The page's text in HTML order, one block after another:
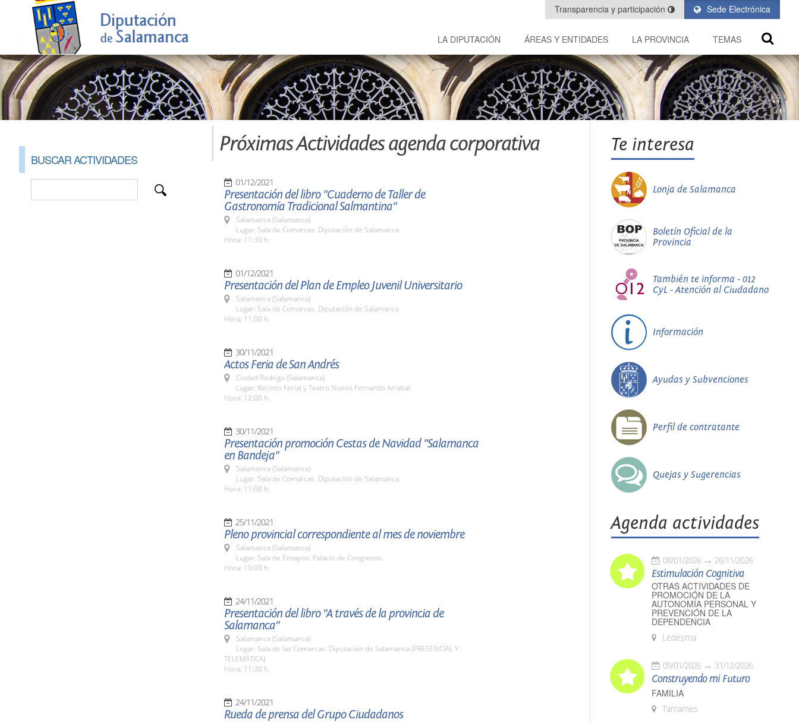
Sede Electrónica
Transparencia y participación
LA DIPUTACIÓN ÁREAS Y ENTIDADES LA PROVINCIA TEMAS
BUSCAR ACTIVIDADES
Próximas Actividades agenda corporativa
01/12/2021
Presentación del libro "Cuaderno de Taller de
Gastronomía Tradicional Salmantina"
Salamanca (Salamanca)
Lugar: Sala de Comarcas. Diputación de Salamanca
Hora: 11:30 h.
01/12/2021
Presentación del Plan de Empleo Juvenil Universitario
Salamanca (Salamanca)
Lugar: Sala de Comarcas. Diputación de Salamanca
Hora: 11:00 h.
30/11/2021
Actos Feria de San Andrés
Ciudad Rodrigo (Salamanca)
Lugar: Recinto Ferial y Teatro Nuevo Fernando Arrabal
Hora: 12:00 h.
30/11/2021
Presentación promoción Cestas de Navidad "Salamanca
en Bandeja"
Salamanca (Salamanca)
Lugar: Sala de Comarcas. Diputación de Salamanca
Hora: 11:00 h.
25/11/2021
Pleno provincial correspondiente al mes de noviembre
Salamanca (Salamanca)
Lugar: Sala de Ensayos. Palacio de Congresos
Hora: 10:00 h.
24/11/2021
Presentación del libro "A través de la provincia de
Salamanca"
Salamanca (Salamanca)
Lugar: Sala de las Comarcas. Diputación de Salamanca (PRESENCIAL Y
TELEMÁTICA)
Hora: 11:30 h.
24/11/2021
Rueda de prensa del Grupo Ciudadanos
Te interesa
Lonja de Salamanca
Boletín Oficial de la
Provincia
También te informa - 012
CyL - Atención al Ciudadano
Información
Ayudas y Subvenciones
Perfil de contratante
Quejas y Sugerencias
Agenda actividades
08/01/2026 26/11/2026
Estimulación Cognitiva
OTRAS ACTIVIDADES DE
PROMOCIÓN DE LA
AUTONOMÍA PERSONAL Y
PREVENCIÓN DE LA
DEPENDENCIA
Ledesma
09/01/2026 31/12/2026
Construyendo mi Futuro
FAMILIA
Tamames